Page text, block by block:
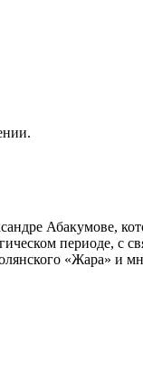
Абакумове,
периоде, с
«Жара» и